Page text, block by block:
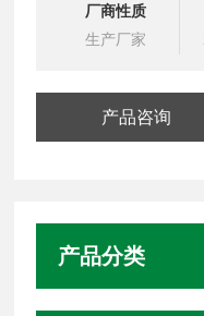
厂商性质
生产厂家
产品咨询
产品分类